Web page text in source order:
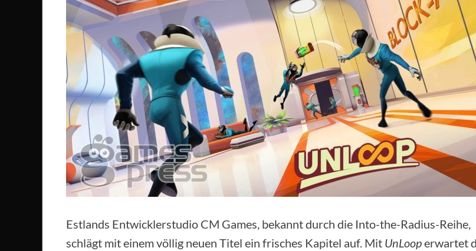
Estlands Entwicklerstudio CM Games, bekannt durch die Into-the-Radius-Reihe,
schlägt mit einem völlig neuen Titel ein frisches Kapitel auf. Mit UnLooperwartet